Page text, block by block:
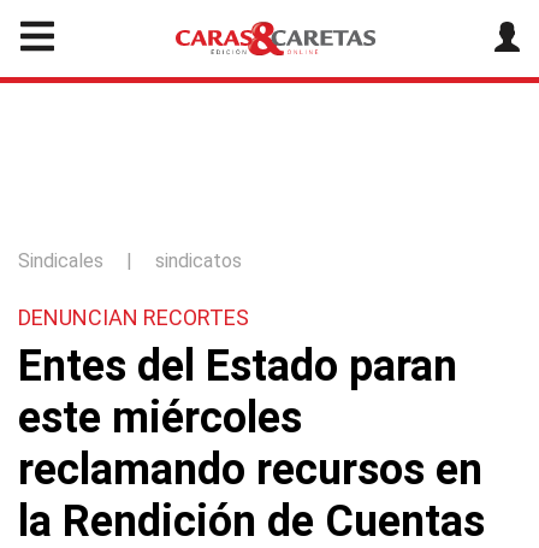
Sindicales | sindicatos
DENUNCIAN RECORTES
Entes del Estado paran
este miércoles
reclamando recursos en
la Rendición de Cuentas